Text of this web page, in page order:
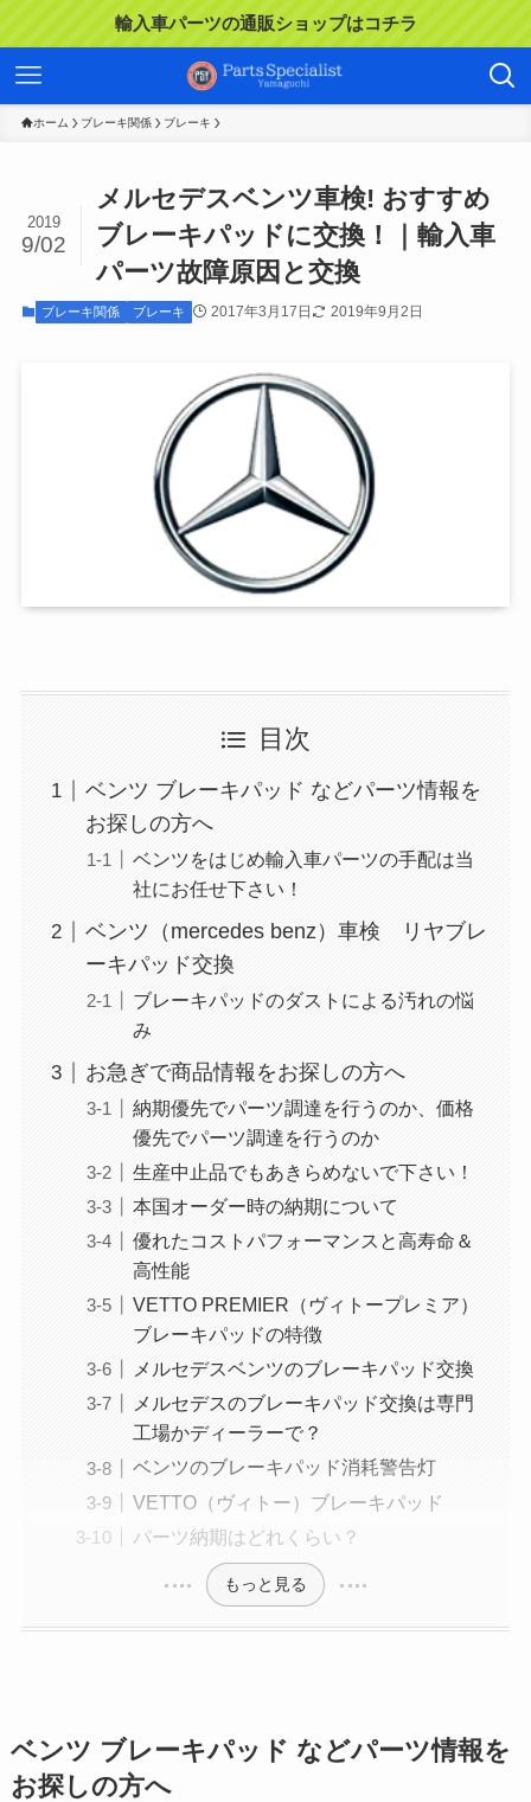
輸入車パーツの通販ショップはコチラ
ホーム ブレーキ関係 ブレーキ
メルセデスベンツ車検! おすすめ
ブレーキパッドに交換！｜輸入車
パーツ故障原因と交換
2019
9/02
ブレーキ関係 ブレーキ 2017年3月17日 2019年9月2日
目次
ベンツ ブレーキパッド などパーツ情報を
お探しの方へ
ベンツをはじめ輸入車パーツの手配は当
社にお任せ下さい！
ベンツ（mercedes benz）車検 リヤブレ
ーキパッド交換
ブレーキパッドのダストによる汚れの悩
み
お急ぎで商品情報をお探しの方へ
納期優先でパーツ調達を行うのか、価格
優先でパーツ調達を行うのか
生産中止品でもあきらめないで下さい！
本国オーダー時の納期について
優れたコストパフォーマンスと高寿命＆
高性能
VETTO PREMIER（ヴィトープレミア）
ブレーキパッドの特徴
メルセデスベンツのブレーキパッド交換
メルセデスのブレーキパッド交換は専門
工場かディーラーで？
ベンツのブレーキパッド消耗警告灯
VETTO（ヴィトー）ブレーキパッド
パーツ納期はどれくらい？
もっと見る
ベンツ ブレーキパッド などパーツ情報を
お探しの方へ